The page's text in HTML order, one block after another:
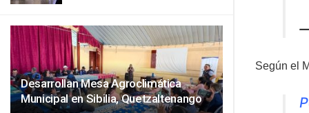
Desarrollan Mesa Agroclimática
Municipal en Sibilia, Quetzaltenango
Según el